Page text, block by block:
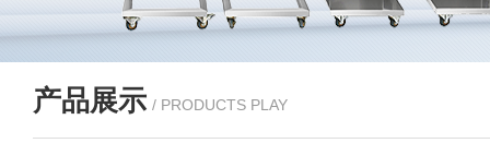
产品展示 / PRODUCTS PLAY